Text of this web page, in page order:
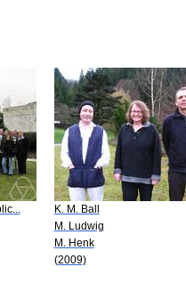
K. M. Ball
M. Ludwig
M. Henk
(2009)